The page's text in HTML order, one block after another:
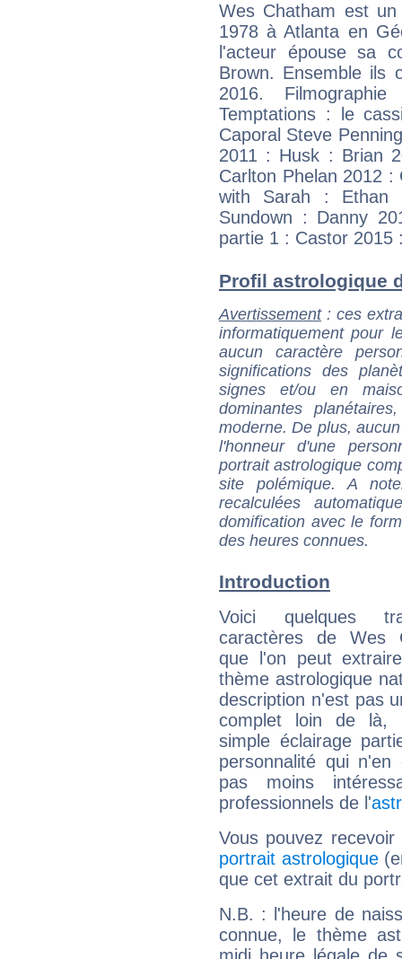
Wes Chatham est
1978 à Atlanta en
l'acteur épouse sa
Brown. Ensemble ils
2016.
Temptations : le
Caporal Steve
2011 : Husk : Brian
Carlton Phelan 2012
with Sarah : Ethan
Sundown : Danny
partie 1 : Castor 2015
Profil astrologique
Avertissement: ces
informatiquement pour
aucun caractère
significations des
signes et/ou en
dominantes
moderne. De plus,
l'honneur d'une
portrait astrologique
site polémique. A
recalculées
domification avec le
des heures connues.
Introduction
Voici quelques
caractères de Wes
que l'on peut
thème astrologique
description n'est pas
complet loin de là,
simple éclairage
personnalité qui n'en
pas moins
professionnels de l'
Vous pouvez
portrait astrologique
que cet extrait du
N.B. : l'heure de
connue, le thème